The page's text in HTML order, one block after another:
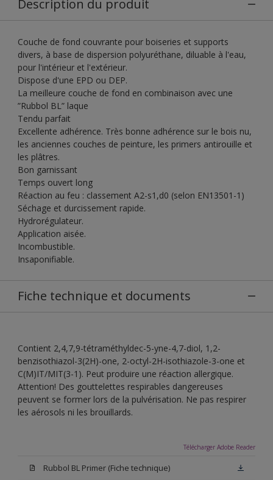
Description du produit
Couche de fond couvrante pour boiseries et supports
divers, à base de dispersion polyuréthane, diluable à l'eau,
pour l'intérieur et l'extérieur.
Dispose d'une EPD ou DEP.
La meilleure couche de fond en combinaison avec une
”Rubbol BL” laque
Tendu parfait
Excellente adhérence. Très bonne adhérence sur le bois nu,
les anciennes couches de peinture, les primers antirouille et
les plâtres.
Bon garnissant
Temps ouvert long
Réaction au feu : classement A2-s1,d0 (selon EN13501-1)
Séchage et durcissement rapide.
Hydrorégulateur.
Application aisée.
Incombustible.
Insaponifiable.
Fiche technique et documents
Contient 2,4,7,9-tétraméthyldec-5-yne-4,7-diol, 1,2-
benzisothiazol-3(2H)-one, 2-octyl-2H-isothiazole-3-one et
C(M)IT/MIT(3-1). Peut produire une réaction allergique.
Attention! Des gouttelettes respirables dangereuses
peuvent se former lors de la pulvérisation. Ne pas respirer
les aérosols ni les brouillards.
Télécharger Adobe Reader
Rubbol BL Primer (Fiche technique)